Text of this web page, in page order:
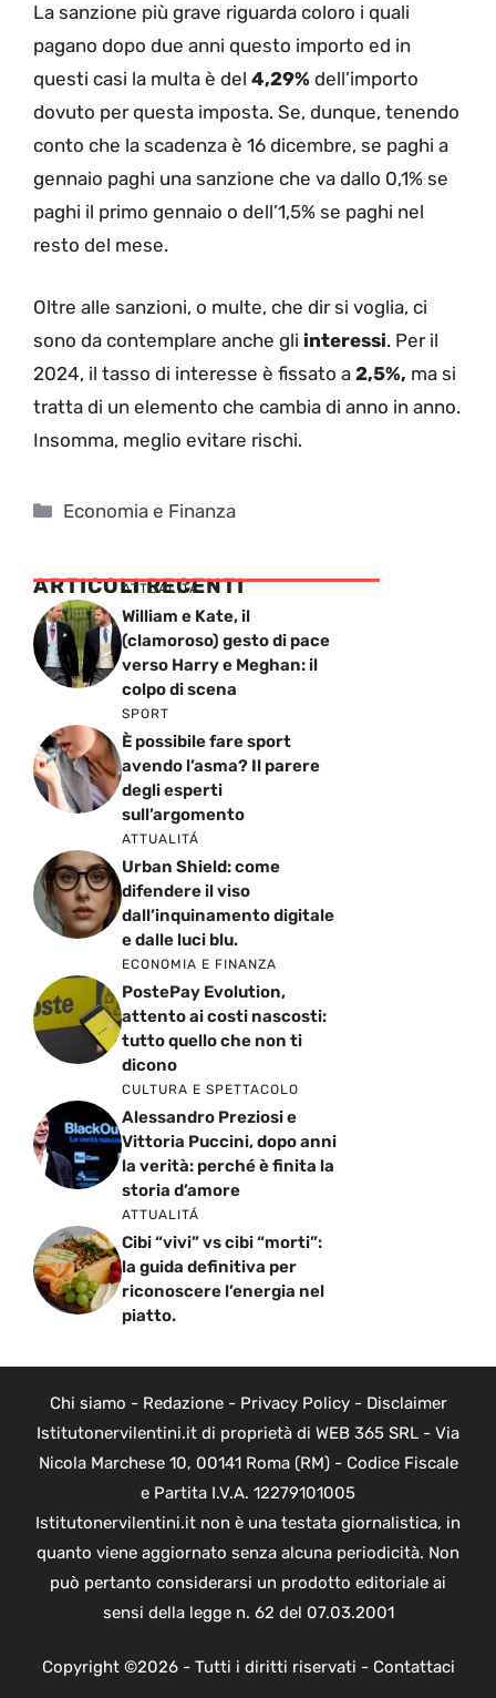
La sanzione più grave riguarda coloro i quali
pagano dopo due anni questo importo ed in
questi casi la multa è del 4,29% dell’importo
dovuto per questa imposta. Se, dunque, tenendo
conto che la scadenza è 16 dicembre, se paghi a
gennaio paghi una sanzione che va dallo 0,1% se
paghi il primo gennaio o dell’1,5% se paghi nel
resto del mese.
Oltre alle sanzioni, o multe, che dir si voglia, ci
sono da contemplare anche gli interessi. Per il
2024, il tasso di interesse è fissato a 2,5%, ma si
tratta di un elemento che cambia di anno in anno.
Insomma, meglio evitare rischi.
Categorie
Economia e Finanza
ARTICOLI RECENTI
ATTUALITÁ
William e Kate, il
(clamoroso) gesto di pace
verso Harry e Meghan: il
colpo di scena
SPORT
È possibile fare sport
avendo l’asma? Il parere
degli esperti
sull’argomento
ATTUALITÁ
Urban Shield: come
difendere il viso
dall’inquinamento digitale
e dalle luci blu.
ECONOMIA E FINANZA
PostePay Evolution,
attento ai costi nascosti:
tutto quello che non ti
dicono
CULTURA E SPETTACOLO
Alessandro Preziosi e
Vittoria Puccini, dopo anni
la verità: perché è finita la
storia d’amore
ATTUALITÁ
Cibi “vivi” vs cibi “morti”:
la guida definitiva per
riconoscere l’energia nel
piatto.
Chi siamo - Redazione- Privacy Policy- Disclaimer
Istitutonervilentini.it di proprietà di WEB 365 SRL - Via
Nicola Marchese 10, 00141 Roma (RM) - Codice Fiscale
e Partita I.V.A. 12279101005
Istitutonervilentini.it non è una testata giornalistica, in
quanto viene aggiornato senza alcuna periodicità. Non
può pertanto considerarsi un prodotto editoriale ai
sensi della legge n. 62 del 07.03.2001
Copyright ©2026 - Tutti i diritti riservati - Contattaci